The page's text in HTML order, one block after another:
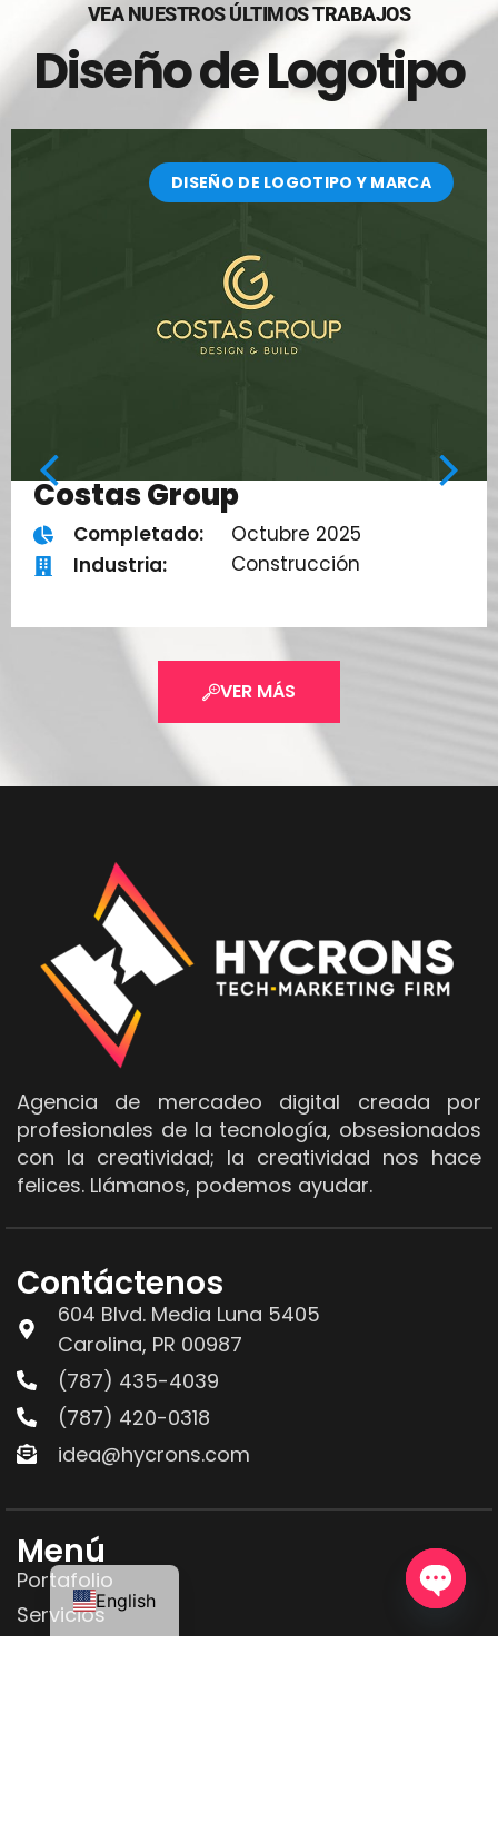
VEA NUESTROS ÚLTIMOS TRABAJOS
Diseño de Logotipo
DISEÑO DE LOGOTIPO Y MARCA
Costas Group
Completado:
Industria:
Octubre 2025
Construcción
VER MÁS
Agencia de mercadeo digital creada por
profesionales de la tecnología, obsesionados
con la creatividad; la creatividad nos hace
felices. Llámanos, podemos ayudar.
Contáctenos
604 Blvd. Media Luna 5405
Carolina, PR 00987
(787) 435-4039
(787) 420-0318
idea@hycrons.com
Menú
Portafolio
Servicios
English
OPEN